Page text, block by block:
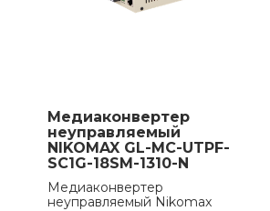
Медиаконвертер
неуправляемый
NIKOMAX GL-MC-UTPF-
SC1G-18SM-1310-N
Медиаконвертер
неуправляемый Nikomax